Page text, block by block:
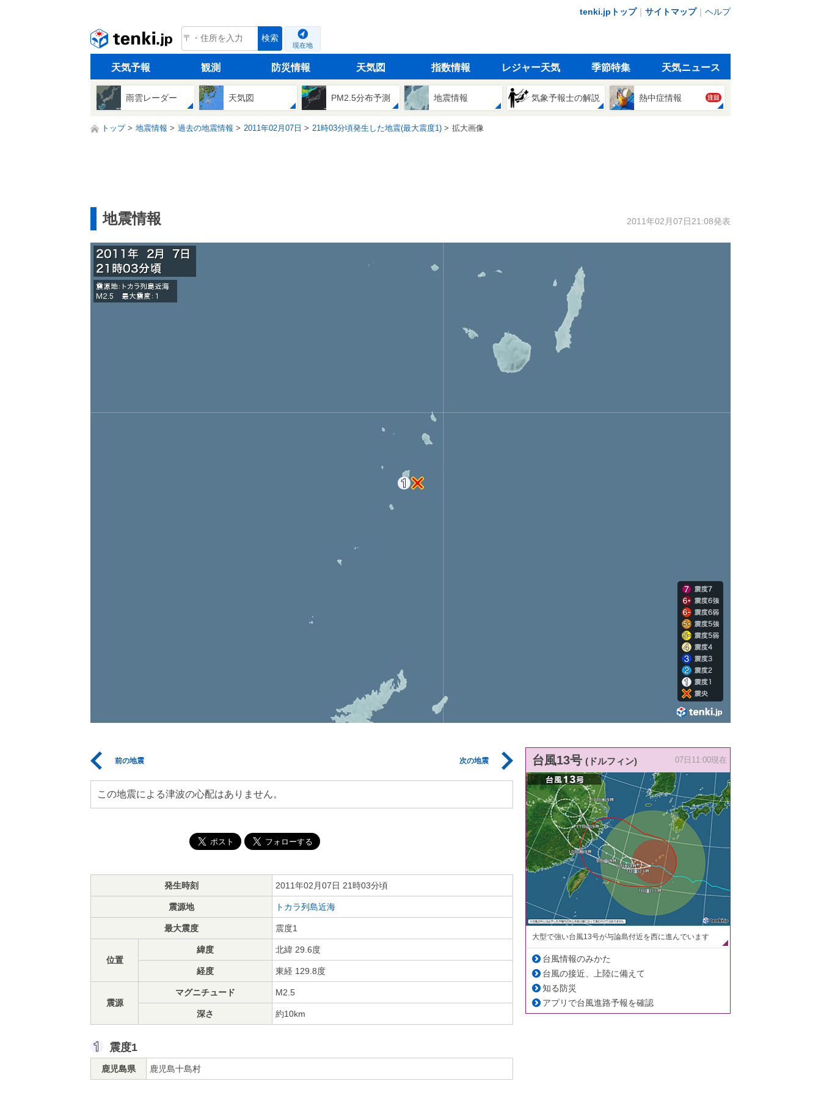
tenki.jpトップ｜ サイトマップ｜ ヘルプ
tenki.jp 検索
現在地
天気予報 観測 防災情報 天気図 指数情報 レジャー天気 季節特集 天気ニュース
雨雲レーダー 天気図 PM2.5分布予測 地震情報 気象予報士の解説 熱中症情報 注目
トップ 地震情報 過去の地震情報 2011年02月07日 21時03分頃発生した地震(最大震度1) 拡大画像
地震情報 2011年02月07日21:08発表
前の地震 次の地震
この地震による津波の心配はありません。
発生時刻 2011年02月07日 21時03分頃
震源地 トカラ列島近海
最大震度 震度1
位置
緯度 北緯 29.6度
経度 東経 129.8度
震源
マグニチュード M2.5
深さ 約10km
震度1
鹿児島県 鹿児島十島村
台風13号 (ドルフィン) 07日11:00現在
大型で強い台風13号が与論島付近を西に進んでいます
台風情報のみかた
台風の接近、上陸に備えて
知る防災
アプリで台風進路予報を確認